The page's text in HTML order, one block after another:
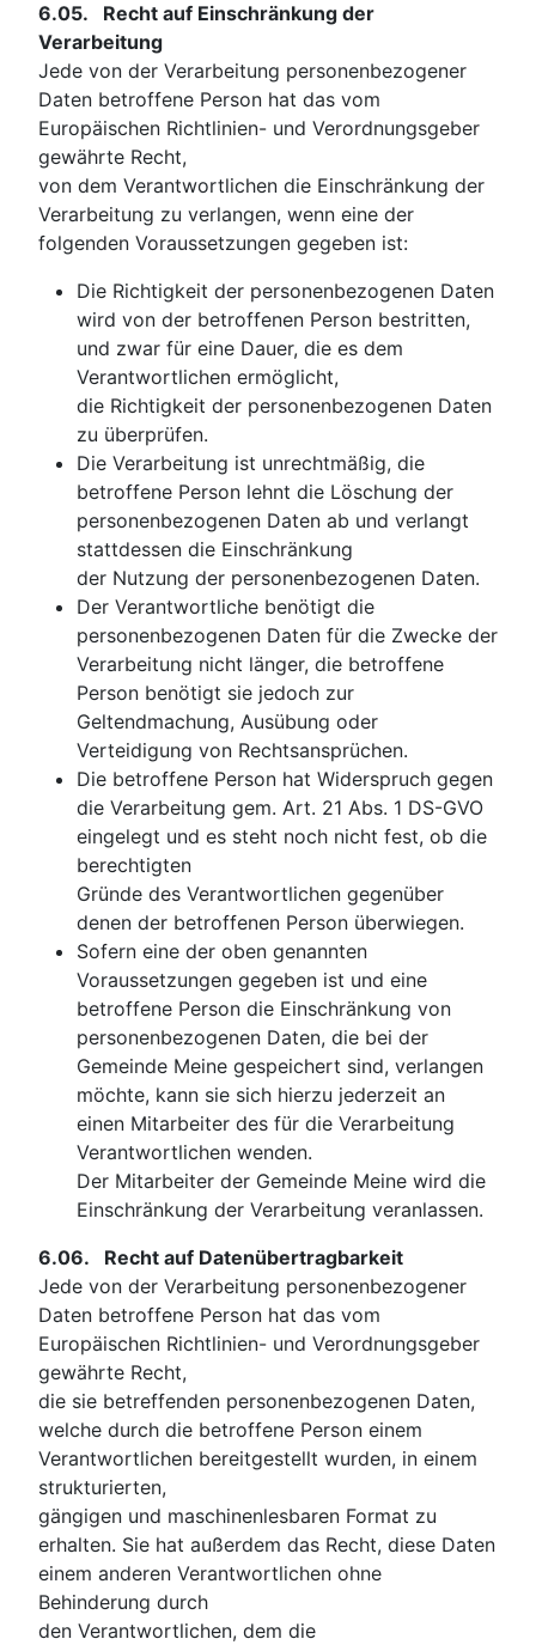
6.05. Recht auf Einschränkung der
Verarbeitung
Jede von der Verarbeitung personenbezogener
Daten betroffene Person hat das vom
Europäischen Richtlinien- und Verordnungsgeber
gewährte Recht,
von dem Verantwortlichen die Einschränkung der
Verarbeitung zu verlangen, wenn eine der
folgenden Voraussetzungen gegeben ist:
Die Richtigkeit der personenbezogenen Daten
wird von der betroffenen Person bestritten,
und zwar für eine Dauer, die es dem
Verantwortlichen ermöglicht,
die Richtigkeit der personenbezogenen Daten
zu überprüfen.
Die Verarbeitung ist unrechtmäßig, die
betroffene Person lehnt die Löschung der
personenbezogenen Daten ab und verlangt
stattdessen die Einschränkung
der Nutzung der personenbezogenen Daten.
Der Verantwortliche benötigt die
personenbezogenen Daten für die Zwecke der
Verarbeitung nicht länger, die betroffene
Person benötigt sie jedoch zur
Geltendmachung, Ausübung oder
Verteidigung von Rechtsansprüchen.
Die betroffene Person hat Widerspruch gegen
die Verarbeitung gem. Art. 21 Abs. 1 DS-GVO
eingelegt und es steht noch nicht fest, ob die
berechtigten
Gründe des Verantwortlichen gegenüber
denen der betroffenen Person überwiegen.
Sofern eine der oben genannten
Voraussetzungen gegeben ist und eine
betroffene Person die Einschränkung von
personenbezogenen Daten, die bei der
Gemeinde Meine gespeichert sind, verlangen
möchte, kann sie sich hierzu jederzeit an
einen Mitarbeiter des für die Verarbeitung
Verantwortlichen wenden.
Der Mitarbeiter der Gemeinde Meine wird die
Einschränkung der Verarbeitung veranlassen.
6.06. Recht auf Datenübertragbarkeit
Jede von der Verarbeitung personenbezogener
Daten betroffene Person hat das vom
Europäischen Richtlinien- und Verordnungsgeber
gewährte Recht,
die sie betreffenden personenbezogenen Daten,
welche durch die betroffene Person einem
Verantwortlichen bereitgestellt wurden, in einem
strukturierten,
gängigen und maschinenlesbaren Format zu
erhalten. Sie hat außerdem das Recht, diese Daten
einem anderen Verantwortlichen ohne
Behinderung durch
den Verantwortlichen, dem die